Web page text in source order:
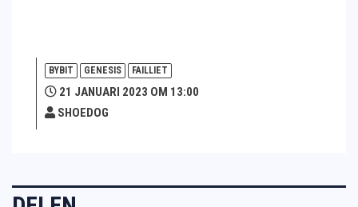
BYBIT GENESIS FAILLIET
21 JANUARI 2023 OM 13:00
SHOEDOG